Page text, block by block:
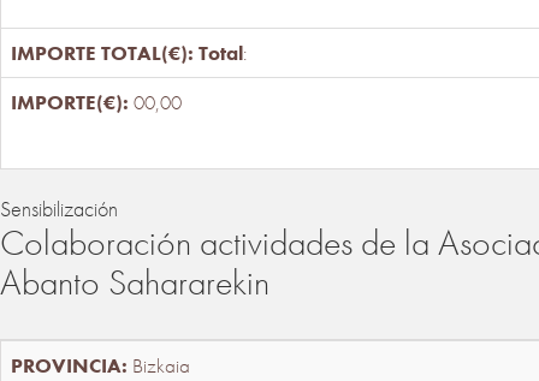
Total:
00,00
Sensibilización
Colaboración actividades de la
Abanto Sahararekin
Bizkaia